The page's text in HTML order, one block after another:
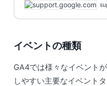
リティクス SDK を使用してい
れていない限り、アナリティ
イベントの種類
GA4では様々なイベント
しやすい主要なイベント